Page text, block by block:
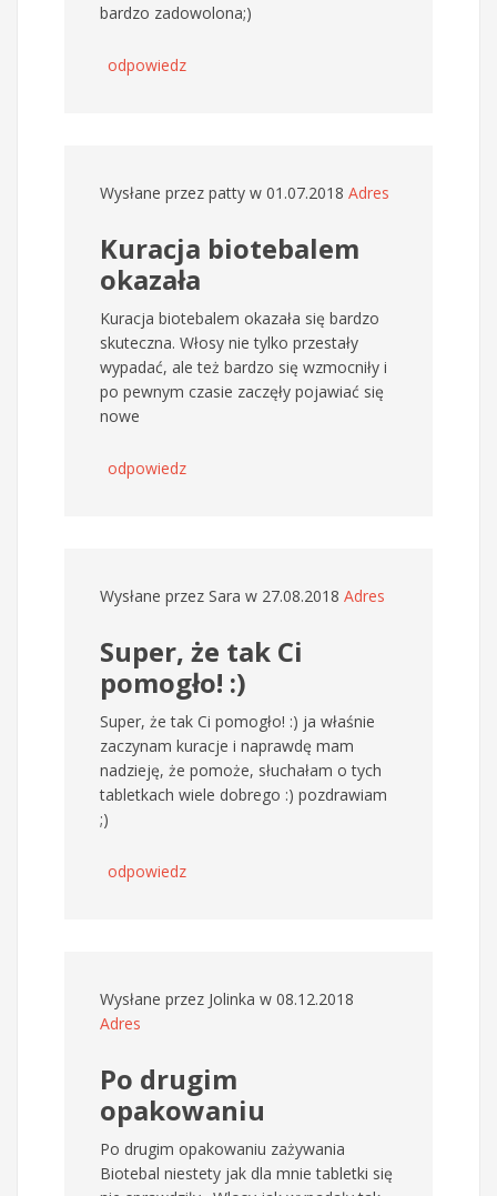
bardzo zadowolona;)
odpowiedz
Wysłane przez patty w 01.07.2018 Adres
Kuracja biotebalem
okazała
Kuracja biotebalem okazała się bardzo
skuteczna. Włosy nie tylko przestały
wypadać, ale też bardzo się wzmocniły i
po pewnym czasie zaczęły pojawiać się
nowe
odpowiedz
Wysłane przez Sara w 27.08.2018 Adres
Super, że tak Ci
pomogło! :)
Super, że tak Ci pomogło! :) ja właśnie
zaczynam kuracje i naprawdę mam
nadzieję, że pomoże, słuchałam o tych
tabletkach wiele dobrego :) pozdrawiam
;)
odpowiedz
Wysłane przez Jolinka w 08.12.2018
Adres
Po drugim
opakowaniu
Po drugim opakowaniu zażywania
Biotebal niestety jak dla mnie tabletki się